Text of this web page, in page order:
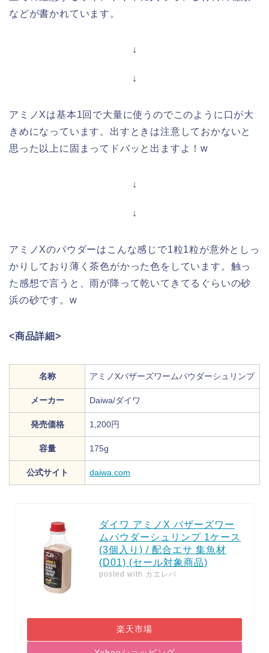
などが書かれています。
↓
↓
アミノXは基本1回で大量に使うのでこのように口が大
きめになっています。出すときは注意しておかないと
思った以上に固まってドバッと出ますよ！w
↓
↓
アミノXのパウダーはこんな感じで1粒1粒が意外としっ
かりしており薄く茶色がかった色をしています。触っ
た感想で言うと、雨が降って乾いてきてるぐらいの砂
浜の砂です。w
<商品詳細>
名称 アミノXバザーズワームパウダーシュリンプ
メーカー Daiwa/ダイワ
発売価格 1,200円
容量 175g
公式サイト daiwa.com
ダイワ アミノX バザーズワー
ムパウダーシュリンプ 1ケース
(3個入り) / 配合エサ 集魚材
(D01) (セール対象商品)
posted with カエレバ
楽天市場